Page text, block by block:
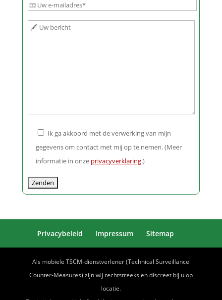
leer.
Bitte
dieses
Bitte
Ik ga akkoord met de verwerking van mijn
gegevens om contact met mij op te nemen. (Meer
informatie in onze privacyverklaring.)
Privacybeleid Impressum Sitemap
Als mobiele TSCM-dienstverlener (Technical Surveillance
Counter-Measures) zijn wij rechtstreeks en discreet bij u op
locatie.